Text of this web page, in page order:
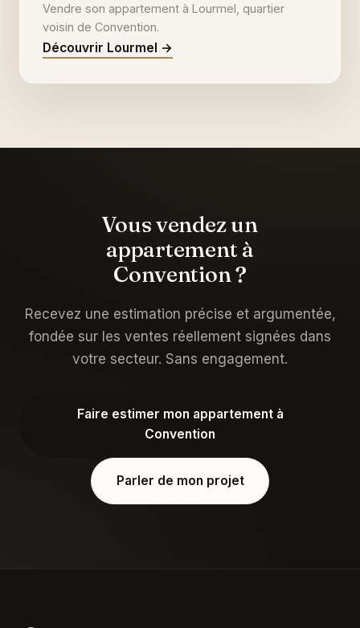
Vendre son appartement à Lourmel, quartier
voisin de Convention.
Découvrir Lourmel →
Vous vendez un
appartement à
Convention ?
Recevez une estimation précise et argumentée,
fondée sur les ventes réellement signées dans
votre secteur. Sans engagement.
Faire estimer mon appartement à
Convention
Parler de mon projet